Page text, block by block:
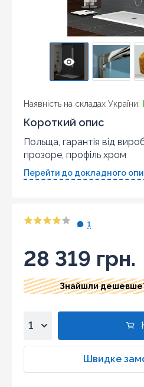
Наявність на складах України:
Короткий опис
Польща, гарантія від
прозоре, профіль хром
Перейти до докладного
1
28 319 грн.
Знайшли
3
Швидке